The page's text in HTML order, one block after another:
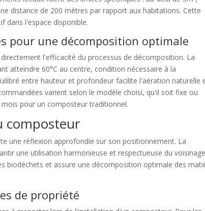
distance de 200 mètres par rapport aux habitations. Cette
dans l'espace disponible.
pour une décomposition optimale
l'efficacité du processus de décomposition. La
atteindre 60°C au centre, condition nécessaire à la
entre hauteur et profondeur facilite l'aération naturelle
varient selon le modèle choisi, qu'il soit fixe ou
pour un composteur traditionnel.
composteur
une réflexion approfondie sur son positionnement. La
une utilisation harmonieuse et respectueuse du
biodéchets et assure une décomposition optimale des
de propriété